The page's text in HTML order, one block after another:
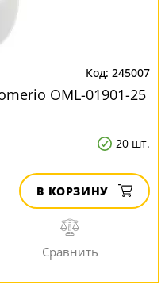
245007
OML-01901-25
20 шт.
В КОРЗИНУ